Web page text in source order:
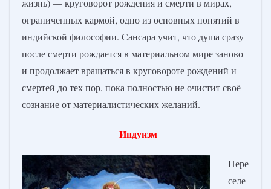
жизнь) — круговорот рождения и смерти в мирах,
ограниченных кармой, одно из основных понятий в
индийской философии. Сансара учит, что душа сразу
после смерти рождается в материальном мире заново
и продолжает вращаться в круговороте рождений и
смертей до тех пор, пока полностью не очистит своё
сознание от материалистических желаний.
Индуизм
Пере
селе